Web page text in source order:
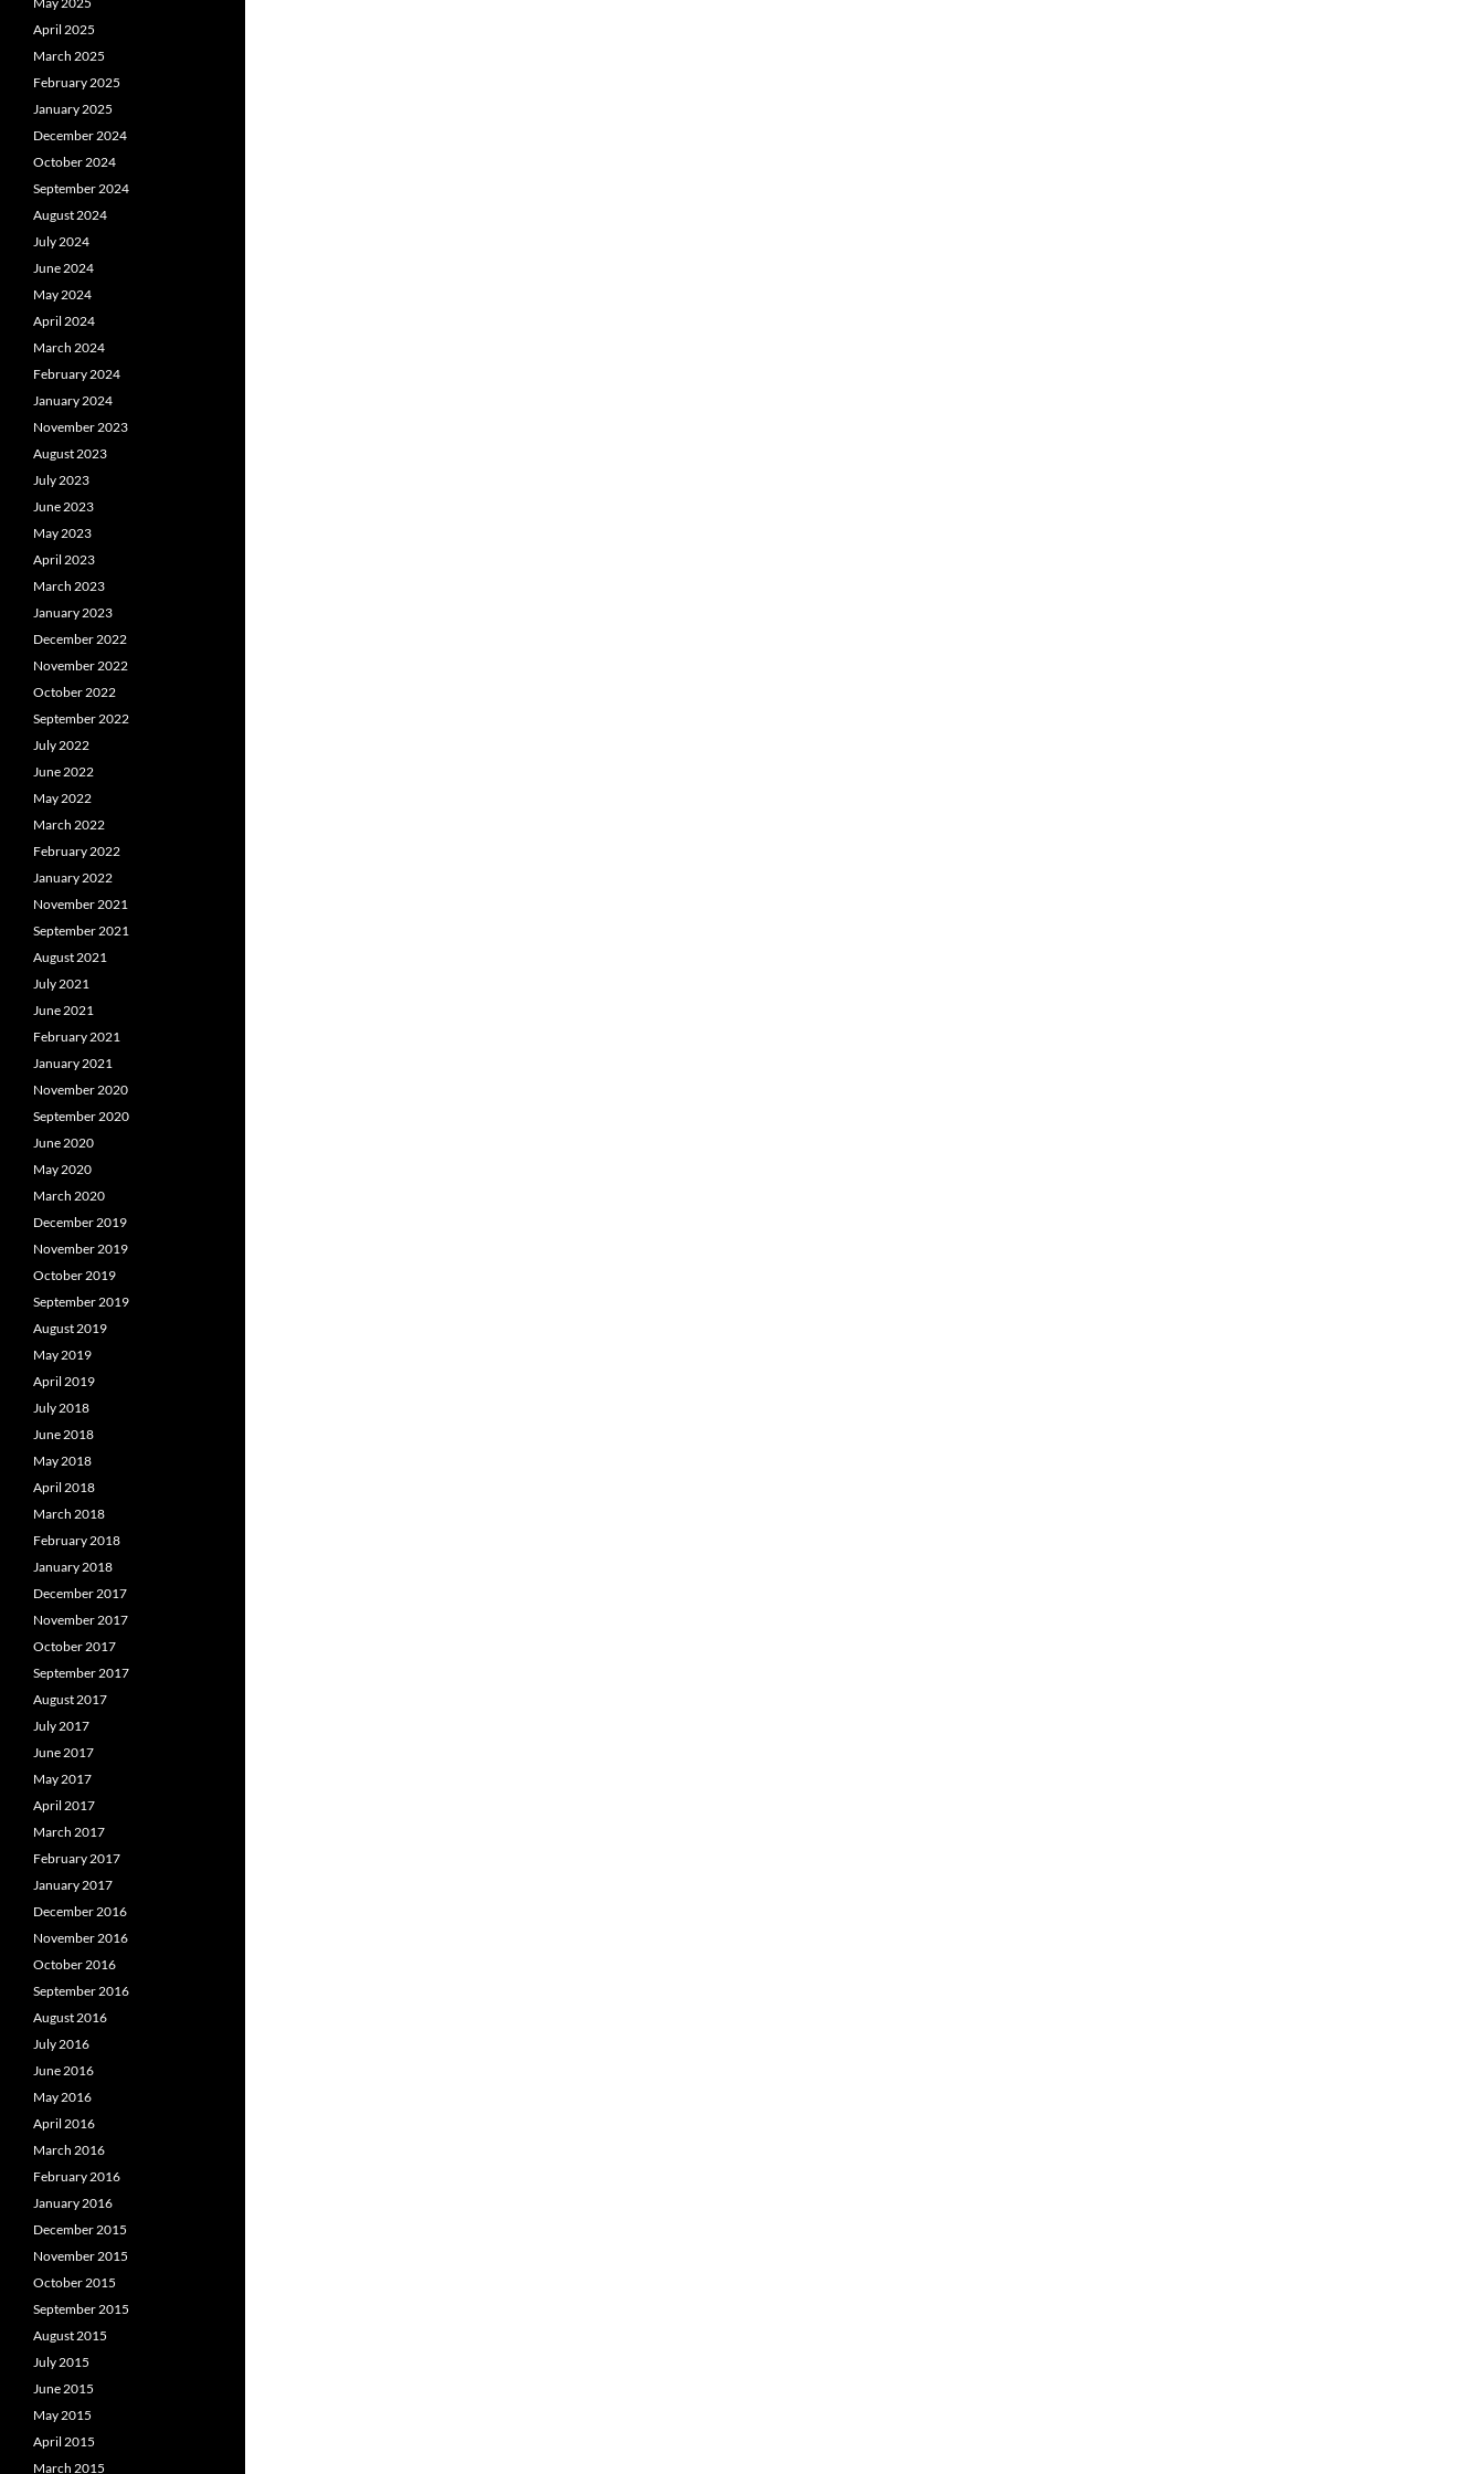
April 2025
March 2025
February 2025
January 2025
December 2024
October 2024
September 2024
August 2024
July 2024
June 2024
May 2024
April 2024
March 2024
February 2024
January 2024
November 2023
August 2023
July 2023
June 2023
May 2023
April 2023
March 2023
January 2023
December 2022
November 2022
October 2022
September 2022
July 2022
June 2022
May 2022
March 2022
February 2022
January 2022
November 2021
September 2021
August 2021
July 2021
June 2021
February 2021
January 2021
November 2020
September 2020
June 2020
May 2020
March 2020
December 2019
November 2019
October 2019
September 2019
August 2019
May 2019
April 2019
July 2018
June 2018
May 2018
April 2018
March 2018
February 2018
January 2018
December 2017
November 2017
October 2017
September 2017
August 2017
July 2017
June 2017
May 2017
April 2017
March 2017
February 2017
January 2017
December 2016
November 2016
October 2016
September 2016
August 2016
July 2016
June 2016
May 2016
April 2016
March 2016
February 2016
January 2016
December 2015
November 2015
October 2015
September 2015
August 2015
July 2015
June 2015
May 2015
April 2015
March 2015